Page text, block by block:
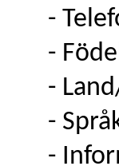
-
-
-
-
-